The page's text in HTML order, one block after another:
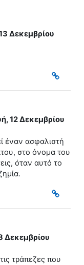
Δεκεμβρίου
12 Δεκεμβρίου
έναν ασφαλιστή
στο όνομα του
όταν αυτό το
Δεκεμβρίου
τράπεζες που